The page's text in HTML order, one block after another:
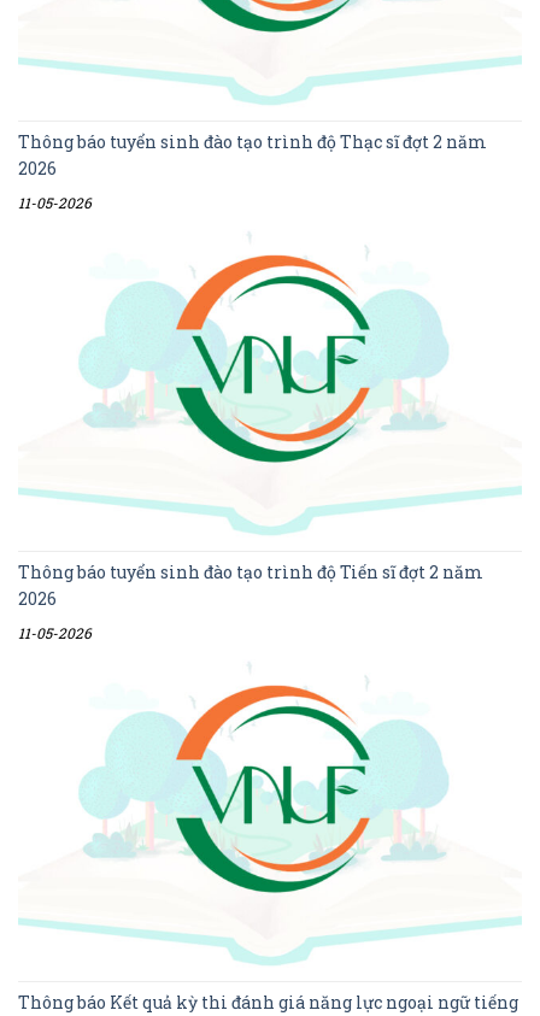
Thông báo tuyển sinh đào tạo trình độ Thạc sĩ đợt 2 năm
2026
11-05-2026
Thông báo tuyển sinh đào tạo trình độ Tiến sĩ đợt 2 năm
2026
11-05-2026
Thông báo Kết quả kỳ thi đánh giá năng lực ngoại ngữ tiếng